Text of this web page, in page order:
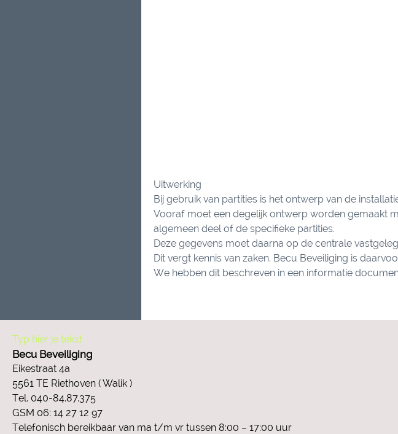
Uitwerking
Bij gebruik van partities is het ontwerp van de
Vooraf moet een degelijk ontwerp worden gemaakt
algemeen deel of de specifieke partities.
Deze gegevens moet daarna op de centrale
Dit vergt kennis van zaken. Becu Beveiliging is
We hebben dit beschreven in een informatie
Typ hier je tekst
Becu Beveiliging
Eikestraat 4a
5561 TE Riethoven ( Walik )
Tel. 040-84.87.375
GSM 06: 14 27 12 97
Telefonisch bereikbaar van ma t/m vr tussen 8:00 – 17:00 uur